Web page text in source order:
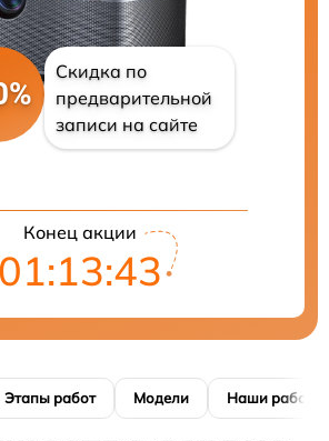
Скидка по
предварительной
записи на сайте
Конец акции
01:13:42
Этапы работ Модели Наши работы